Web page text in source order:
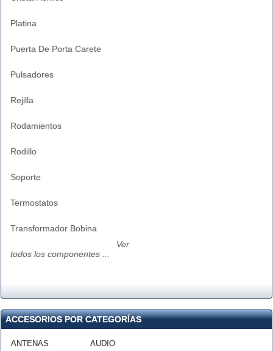
Platina
Puerta De Porta Carete
Pulsadores
Rejilla
Rodamientos
Rodillo
Soporte
Termostatos
Transformador Bobina
Ver
todos los componentes ...
ACCESORIOS POR CATEGORÍAS
ANTENAS
AUDIO